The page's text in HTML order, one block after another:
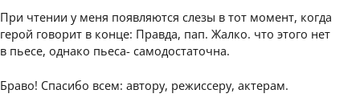
При чтении у меня появляются слезы в тот момент, когда
герой говорит в конце: Правда, пап. Жалко. что этого нет
в пьесе, однако пьеса- самодостаточна.
Браво! Спасибо всем: автору, режиссеру, актерам.